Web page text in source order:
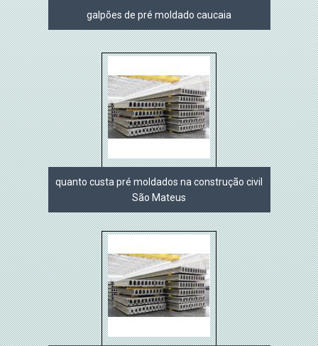
galpões de pré moldado caucaia
quanto custa pré moldados na construção civil
São Mateus